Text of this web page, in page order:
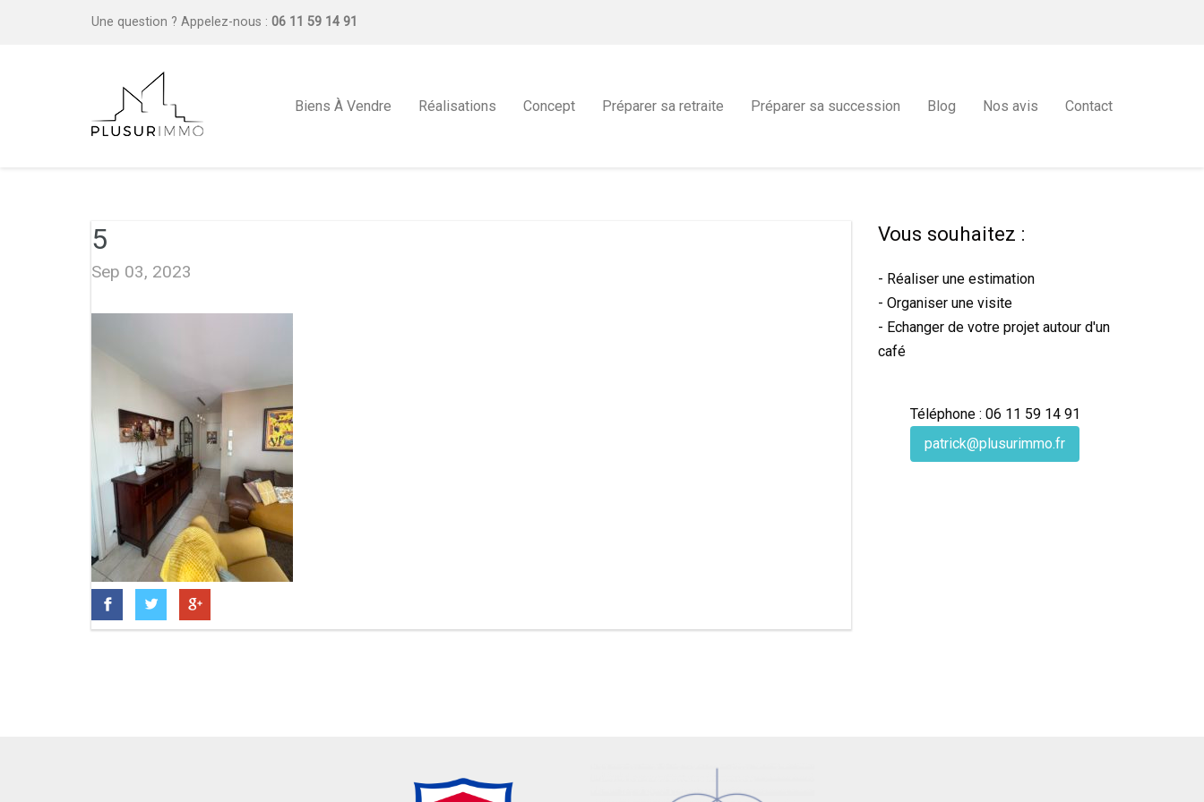
Une question ? Appelez-nous : 06 11 59 14 91
Biens À Vendre Réalisations Concept Préparer sa retraite Préparer sa succession Blog Nos avis Contact
5
Sep 03, 2023
Vous souhaitez :
- Réaliser une estimation
- Organiser une visite
- Echanger de votre projet autour d'un
café
Téléphone : 06 11 59 14 91
patrick@plusurimmo.fr